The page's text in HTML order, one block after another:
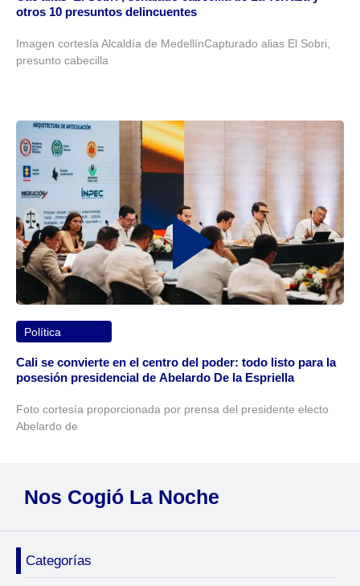
otros 10 presuntos delincuentes
Imagen cortesía Alcaldía de MedellínCapturado alias El Sobri,
presunto cabecilla
Política
Cali se convierte en el centro del poder: todo listo para la
posesión presidencial de Abelardo De la Espriella
Foto cortesía proporcionada por prensa del presidente electo
Abelardo de
Nos Cogió La Noche
Categorías